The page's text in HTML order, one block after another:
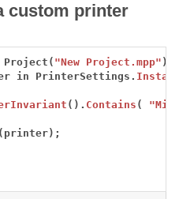
custom printer
Project( "New Project.mpp" );
in PrinterSettings.
(). Contains (
(printer);